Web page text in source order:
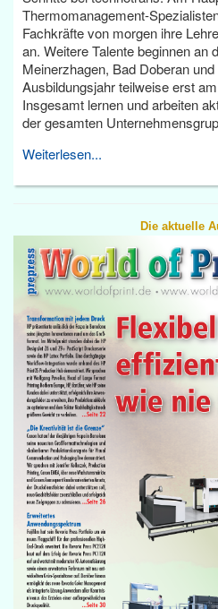
Thermomanagement-
Fachkräfte von morgen ihre
an. Weitere Talente beginnen an
Meinerzhagen, Bad Doberan
Ausbildungsjahr teilweise erst
Insgesamt lernen und arbeiten
der gesamten
Weiterlesen...
Die aktuelle